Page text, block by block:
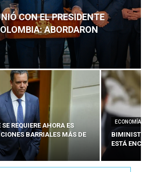
CON EL PRESIDENTE
ABORDARON
REQUIERE AHORA ES
BARRIALES MÁS DE
ECONOMÍA
BIMINISTRO
ESTÁ